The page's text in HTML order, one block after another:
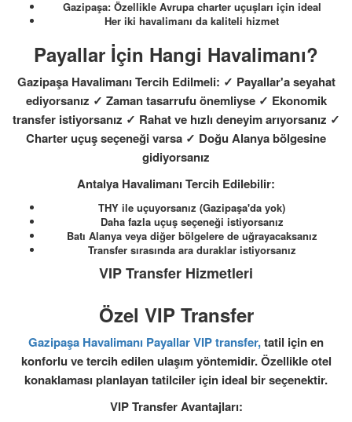
Gazipaşa: Özellikle Avrupa charter uçuşları için ideal
Her iki havalimanı da kaliteli hizmet
Payallar İçin Hangi Havalimanı?
Gazipaşa Havalimanı Tercih Edilmeli: ✓ Payallar'a seyahat
ediyorsanız ✓ Zaman tasarrufu önemliyse ✓ Ekonomik
transfer istiyorsanız ✓ Rahat ve hızlı deneyim arıyorsanız ✓
Charter uçuş seçeneği varsa ✓ Doğu Alanya bölgesine
gidiyorsanız
Antalya Havalimanı Tercih Edilebilir:
THY ile uçuyorsanız (Gazipaşa'da yok)
Daha fazla uçuş seçeneği istiyorsanız
Batı Alanya veya diğer bölgelere de uğrayacaksanız
Transfer sırasında ara duraklar istiyorsanız
VIP Transfer Hizmetleri
Özel VIP Transfer
Gazipaşa Havalimanı Payallar VIP transfer,tatil için en
konforlu ve tercih edilen ulaşım yöntemidir. Özellikle otel
konaklaması planlayan tatilciler için ideal bir seçenektir.
VIP Transfer Avantajları: